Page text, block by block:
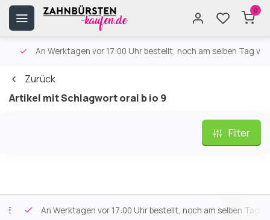
0
An Werktagen vor 17:00 Uhr bestellt, noch am selben Tag
Zurück
Artikel mit Schlagwort oral b io 9
Filter
An Werktagen vor 17:00 Uhr bestellt, noch am selben Tag